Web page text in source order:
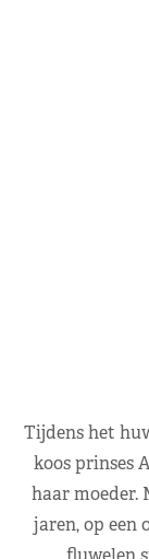
Tijdens het
koos prinses
haar moeder.
jaren, op een